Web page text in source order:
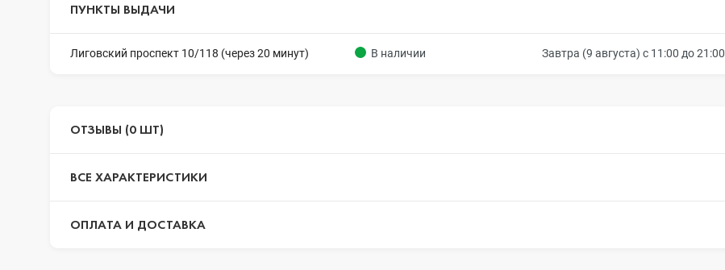
ПУНКТЫ ВЫДАЧИ
Лиговский проспект 10/118 (через 20 минут) В наличии Завтра (9 августа) с 11:00 до 21:00
ОТЗЫВЫ (0 ШТ)
ВСЕ ХАРАКТЕРИСТИКИ
ОПЛАТА И ДОСТАВКА